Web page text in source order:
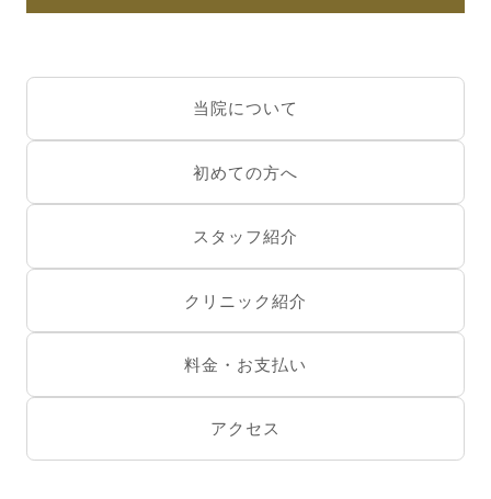
当院について
初めての方へ
スタッフ紹介
クリニック紹介
料金・お支払い
アクセス